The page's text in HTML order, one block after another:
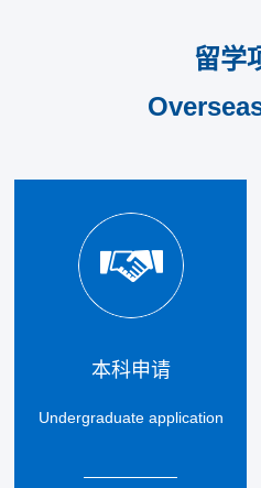
留学
本科申请
Undergraduate application